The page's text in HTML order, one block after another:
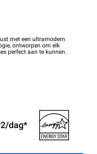
met een ultramodern
ontworpen om elk
perfect aan te kunnen.
dag*